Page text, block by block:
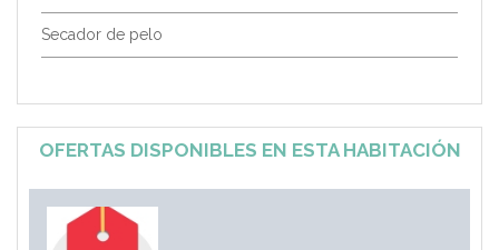
Secador de pelo
OFERTAS DISPONIBLES EN ESTA HABITACIÓN